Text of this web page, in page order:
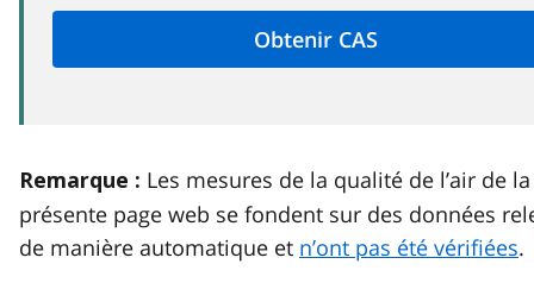
Remarque : Les mesures de la qualité de l’air de la
présente page web se fondent sur des données
de manière automatique et n’ont pas été vérifiées.